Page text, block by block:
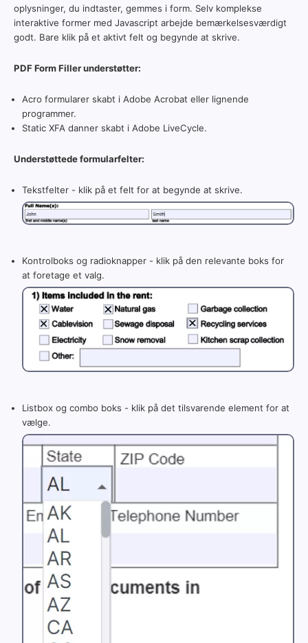
oplysninger, du indtaster, gemmes i form. Selv komplekse
interaktive former med Javascript arbejde bemærkelsesværdigt
godt. Bare klik på et aktivt felt og begynde at skrive.
PDF Form Filler understøtter:
Acro formularer skabt i Adobe Acrobat eller lignende
programmer.
Static XFA danner skabt i Adobe LiveCycle.
Understøttede formularfelter:
Tekstfelter - klik på et felt for at begynde at skrive.
Kontrolboks og radioknapper - klik på den relevante boks for
at foretage et valg.
Listbox og combo boks - klik på det tilsvarende element for at
vælge.